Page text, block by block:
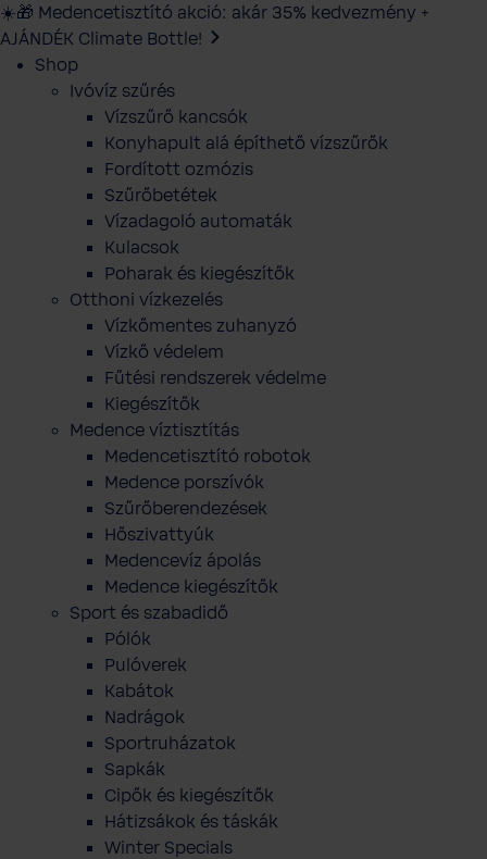
☀️🎁 Medencetisztító akció: akár 35% kedvezmény +
AJÁNDÉK Climate Bottle!
Shop
Ivóvíz szűrés
Vízszűrő kancsók
Konyhapult alá építhető vízszűrők
Fordított ozmózis
Szűrőbetétek
Vízadagoló automaták
Kulacsok
Poharak és kiegészítők
Otthoni vízkezelés
Vízkőmentes zuhanyzó
Vízkő védelem
Fűtési rendszerek védelme
Kiegészítők
Medence víztisztítás
Medencetisztító robotok
Medence porszívók
Szűrőberendezések
Hőszivattyúk
Medencevíz ápolás
Medence kiegészítők
Sport és szabadidő
Pólók
Pulóverek
Kabátok
Nadrágok
Sportruházatok
Sapkák
Cipők és kiegészítők
Hátizsákok és táskák
Winter Specials